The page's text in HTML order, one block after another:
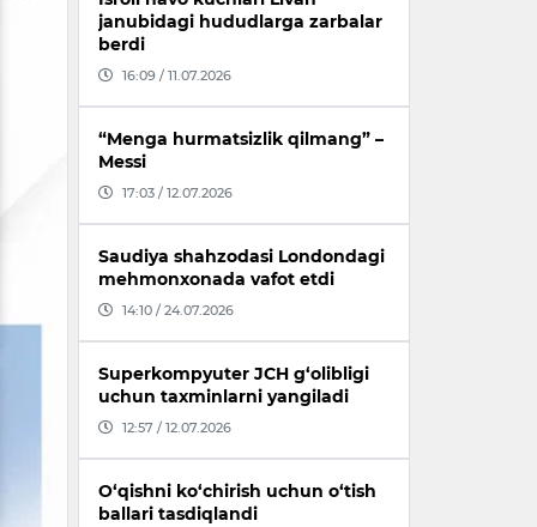
janubidagi hududlarga zarbalar
berdi
16:09 / 11.07.2026
“Menga hurmatsizlik qilmang” –
Messi
17:03 / 12.07.2026
Saudiya shahzodasi Londondagi
mehmonxonada vafot etdi
14:10 / 24.07.2026
Superkompyuter JCH g‘olibligi
uchun taxminlarni yangiladi
12:57 / 12.07.2026
O‘qishni ko‘chirish uchun o‘tish
ballari tasdiqlandi